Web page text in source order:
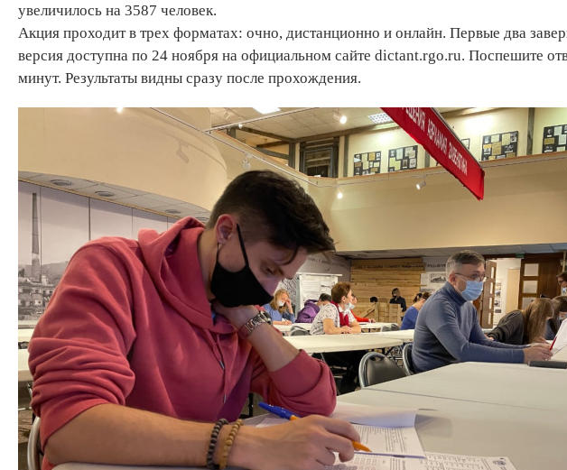
увеличилось на 3587 человек.
Акция проходит в трех форматах: очно, дистанционно и онлайн. Первые два
версия доступна по 24 ноября на официальном сайте dictant.rgo.ru. Поспешите
минут. Результаты видны сразу после прохождения.